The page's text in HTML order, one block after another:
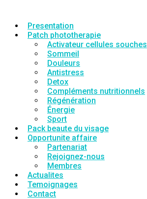
Presentation
Patch phototherapie
Activateur cellules souches
Sommeil
Douleurs
Antistress
Detox
Compléments nutritionnels
Régénération
Énergie
Sport
Pack beaute du visage
Opportunite affaire
Partenariat
Rejoignez-nous
Membres
Actualites
Temoignages
Contact